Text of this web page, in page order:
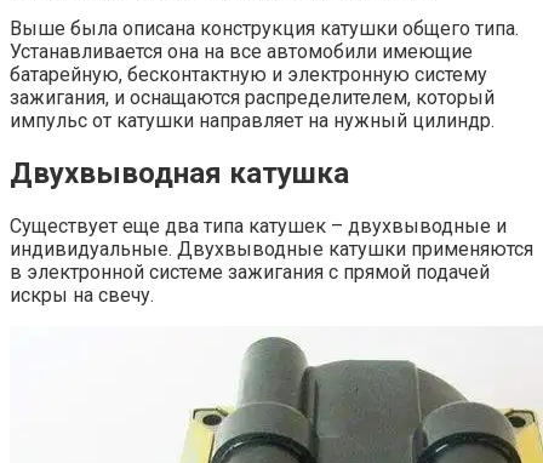
Выше была описана конструкция катушки общего типа.
Устанавливается она на все автомобили имеющие
батарейную, бесконтактную и электронную систему
зажигания, и оснащаются распределителем, который
импульс от катушки направляет на нужный цилиндр.
Двухвыводная катушка
Существует еще два типа катушек – двухвыводные и
индивидуальные. Двухвыводные катушки применяются
в электронной системе зажигания с прямой подачей
искры на свечу.